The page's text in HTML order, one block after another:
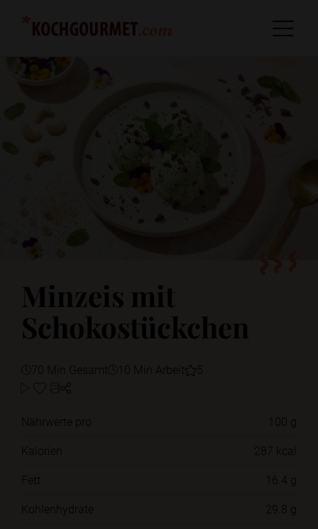
Minzeis mit
Schokostückchen
70 Min Gesamt 10 Min Arbeit 5
Nährwerte pro
100 g
Kalorien
287 kcal
Fett
16.4 g
Kohlenhydrate
29.8 g